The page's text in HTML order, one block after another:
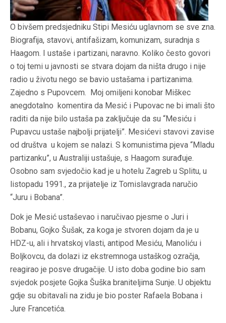
O bivšem predsjedniku Stipi Mesiću uglavnom se sve zna.
Biografija, stavovi, antifašizam, komunizam, suradnja s
Haagom. I ustaše i partizani, naravno. Koliko često govori
o toj temi u javnosti se stvara dojam da ništa drugo i nije
radio u životu nego se bavio ustašama i partizanima.
Zajedno s Pupovcem. Moj omiljeni konobar Miškec
anegdotalno komentira da Mesić i Pupovac ne bi imali što
raditi da nije bilo ustaša pa zaključuje da su “Mesiću i
Pupavcu ustaše najbolji prijatelji”. Mesićevi stavovi zavise
od društva u kojem se nalazi. S komunistima pjeva “Mladu
partizanku”, u Australiji ustašuje, s Haagom surađuje.
Osobno sam svjedočio kad je u hotelu Zagreb u Splitu, u
listopadu 1991., za prijatelje iz Tomislavgrada naručio
“Juru i Bobana”.
Dok je Mesić ustaševao i naručivao pjesme o Juri i
Bobanu, Gojko Šušak, za koga je stvoren dojam da je u
HDZ-u, ali i hrvatskoj vlasti, antipod Mesiću, Manoliću i
Boljkovcu, da dolazi iz ekstremnoga ustaškog ozračja,
reagirao je posve drugačije. U isto doba godine bio sam
svjedok posjete Gojka Šuška braniteljima Sunje. U objektu
gdje su obitavali na zidu je bio poster Rafaela Bobana i
Jure Francetića.